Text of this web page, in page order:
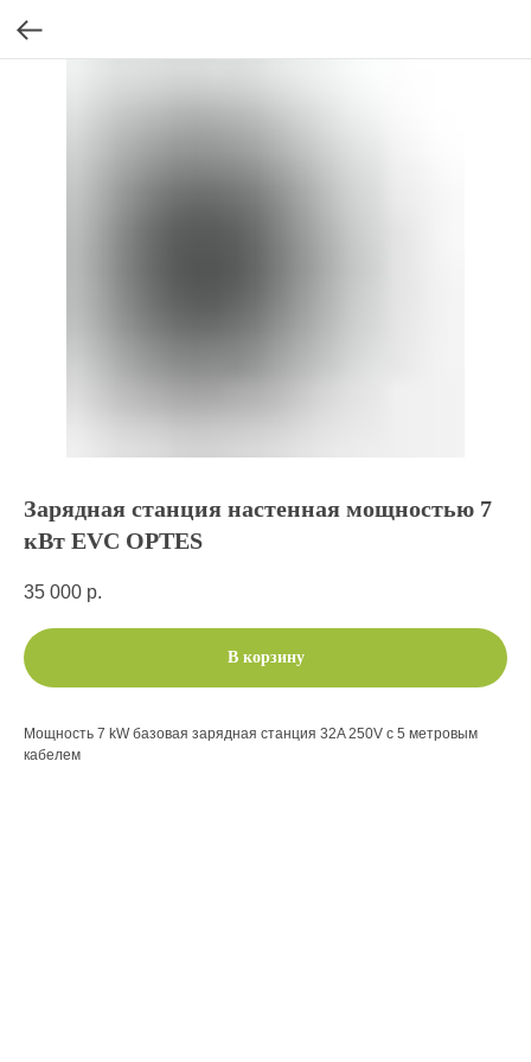
Зарядная станция настенная мощностью 7
кВт EVС OPTES
35 000 р.
В корзину
Мощность 7 kW базовая зарядная станция 32A 250V с 5 метровым
кабелем